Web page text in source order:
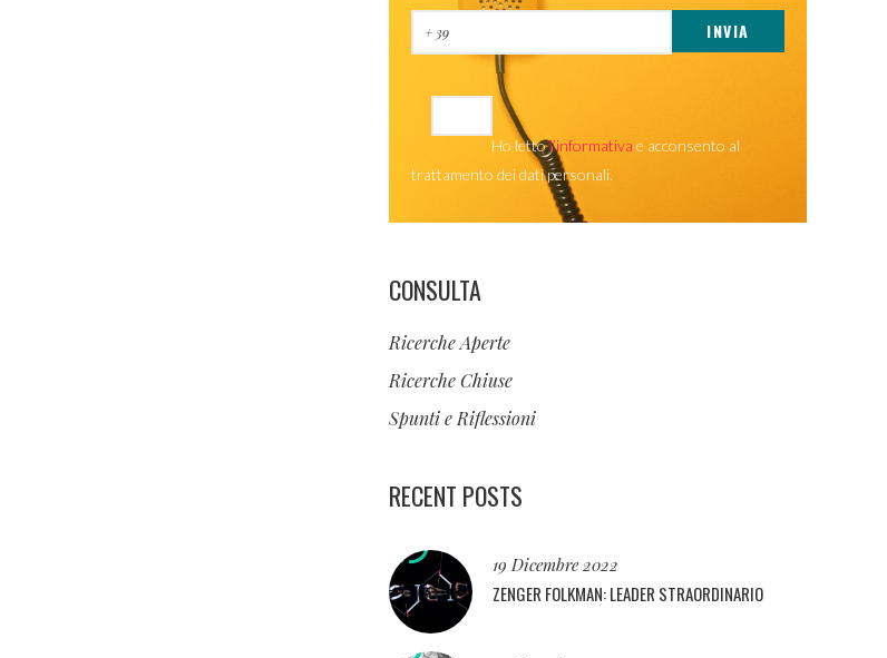
Ho lettol’informativa e acconsento al
trattamento dei dati personali.
CONSULTA
Ricerche Aperte
Ricerche Chiuse
Spunti e Riflessioni
RECENT POSTS
19 Dicembre 2022
ZENGER FOLKMAN: LEADER STRAORDINARIO